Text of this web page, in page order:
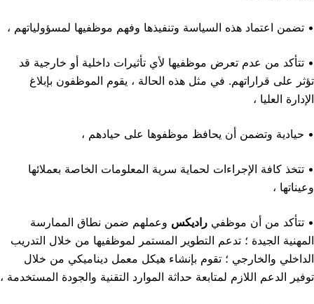
• تضمن اعتماد هذه السياسة وتنفيذها وفهم موظفيها لمسؤولياتهم ،
• تتأكد من عدم تعرض موظفيها لأي تأثيرات داخلية أو خارجية قد
تؤثر على قراراتهم. في مثل هذه الحالة ، يقوم الموظفون بإبلاغ
الإدارة العليا ،
• حيادية وتضمن أن يحافظ موظفوها على حيادهم ،
• تتخذ كافة الإجراءات لحماية سرية المعلومات الخاصة بعملائها
وعيناتها ،
• تتأكد من أن موظفي راديكس وعملهم ضمن نطاق الممارسة
المهنية الجيدة ؛ تدعم التطوير المستمر لموظفيها من خلال التدريب
الداخلي والخارجي ؛ تقوم بإنشاء هيكل معمل ديناميكي من خلال
توفير الدعم اللازم لمتابعة حداثة الموارد التقنية والجودة المستخدمة ،